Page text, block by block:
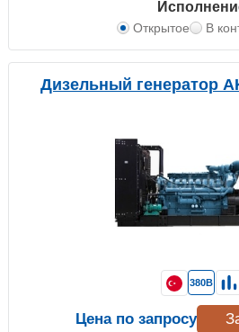
Открытое В
Дизельный генератор
380В
Цена по запросу